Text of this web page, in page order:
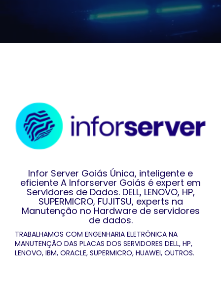
Infor Server Goiás Única, inteligente e
eficiente A Inforserver Goiás é expert em
Servidores de Dados. DELL, LENOVO, HP,
SUPERMICRO, FUJITSU, experts na
Manutenção no Hardware de servidores
de dados.
TRABALHAMOS COM ENGENHARIA ELETRÔNICA NA
MANUTENÇÃO DAS PLACAS DOS SERVIDORES DELL, HP,
LENOVO, IBM, ORACLE, SUPERMICRO, HUAWEI, OUTROS.